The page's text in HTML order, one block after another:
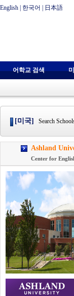
English 한국어 日本語
어학교 검색
[미국] Search
Ashland
Center for